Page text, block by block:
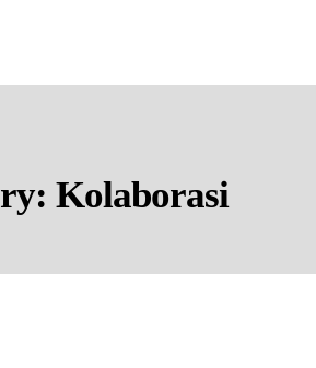
Kolaborasi